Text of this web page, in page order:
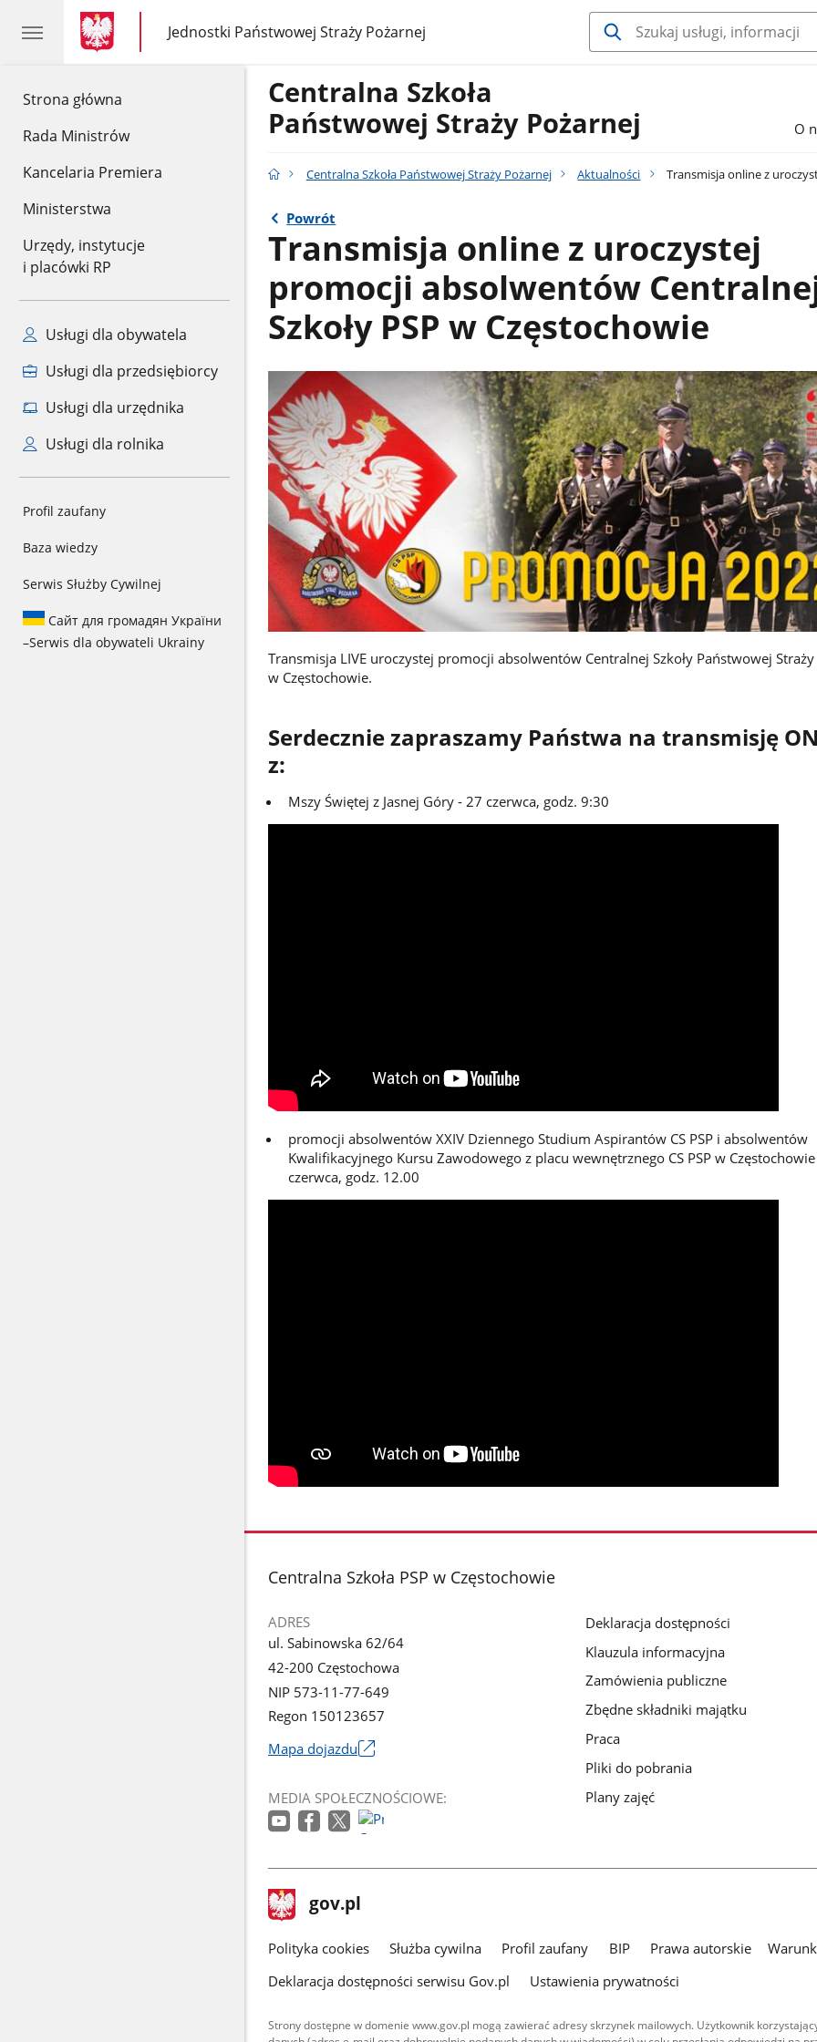
Strona główna
Rada Ministrów
Kancelaria Premiera
Ministerstwa
Urzędy, instytucje
i placówki RP
Usługi dla obywatela
Usługi dla przedsiębiorcy
Usługi dla urzędnika
Usługi dla rolnika
Profil zaufany
Baza wiedzy
Serwis Służby Cywilnej
Сайт для громадян України
–Serwis dla obywateli Ukrainy
gov.pl
gov.pl
Jednostki Państwowej Straży Pożarnej
gov.pl
Jednostki
Państwowej
Centralna Szkoła
Państwowej Straży Pożarnej
O
Centralna Szkoła Państwowej Straży Pożarnej Aktualności Transmisja online z
Powrót
Transmisja online z uroczystej
promocji absolwentów
Szkoły PSP w Częstochowie
Transmisja LIVE uroczystej promocji absolwentów Centralnej Szkoły Państwowej
w Częstochowie.
Serdecznie zapraszamy Państwa na transmisję
z:
Mszy Świętej z Jasnej Góry - 27 czerwca, godz. 9:30
promocji absolwentów XXIV Dziennego Studium Aspirantów CS PSP i absolwentów
Kwalifikacyjnego Kursu Zawodowego z placu wewnętrznego CS PSP w
czerwca, godz. 12.00
stopka
Centralna Szkoła PSP w Częstochowie
ADRES
ul. Sabinowska 62/64
42-200 Częstochowa
NIP 573-11-77-649
Regon 150123657
Mapa dojazdu
się
w
MEDIA SPOŁECZNOŚCIOWE:
Deklaracja dostępności
Klauzula informacyjna
Zamówienia publiczne
Zbędne składniki majątku
Praca
Pliki do pobrania
Plany zajęć
stopka
gov.pl Strona
gov.pl
gov.pl
Polityka cookies Służba cywilna Profil zaufany BIP Prawa autorskie
Deklaracja dostępności serwisu Gov.pl
Ustawienia prywatności
Strony dostępne w domenie www.gov.pl mogą zawierać adresy skrzynek mailowych. Użytkownik